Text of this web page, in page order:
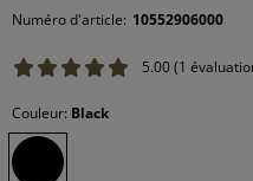
Numéro d'article: 10552906000
5.00 (1
Couleur: Black